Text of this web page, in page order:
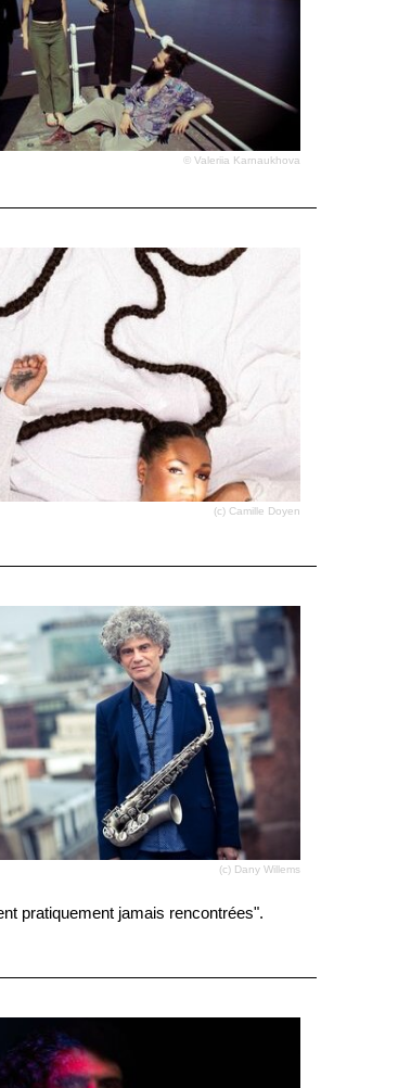
© Valeriia Karnaukhova
(c) Camille Doyen
(c) Dany Willems
pratiquement jamais rencontrées".